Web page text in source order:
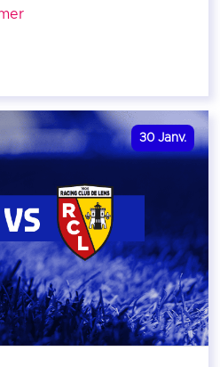
30 Janv.